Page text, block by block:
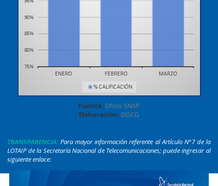
Fuente: Oficio SNAP
Elaboración: DGCG
TRANSPARENCIA: Para mayor información referente al Artículo N°7 de la
LOTAIP de la Secretaría Nacional de Telecomunicaciones; puede ingresar al
siguiente enlace:
www.regulaciontelecomunicaciones.gob.ec/